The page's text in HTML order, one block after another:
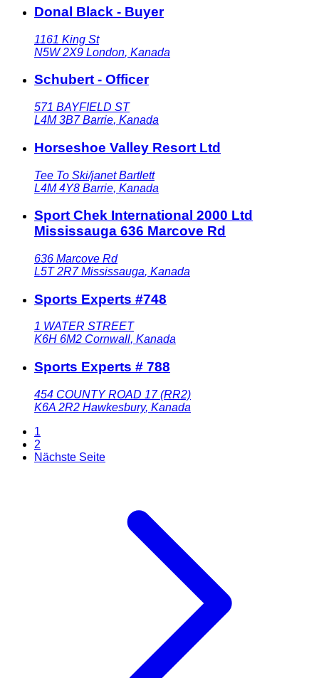
Donal Black - Buyer
1161 King St
N5W 2X9 London, Kanada
Schubert - Officer
571 BAYFIELD ST
L4M 3B7 Barrie, Kanada
Horseshoe Valley Resort Ltd
Tee To Ski/janet Bartlett
L4M 4Y8 Barrie, Kanada
Sport Chek International 2000 Ltd
Mississauga 636 Marcove Rd
636 Marcove Rd
L5T 2R7 Mississauga, Kanada
Sports Experts #748
1 WATER STREET
K6H 6M2 Cornwall, Kanada
Sports Experts # 788
454 COUNTY ROAD 17 (RR2)
K6A 2R2 Hawkesbury, Kanada
1
2
Nächste Seite